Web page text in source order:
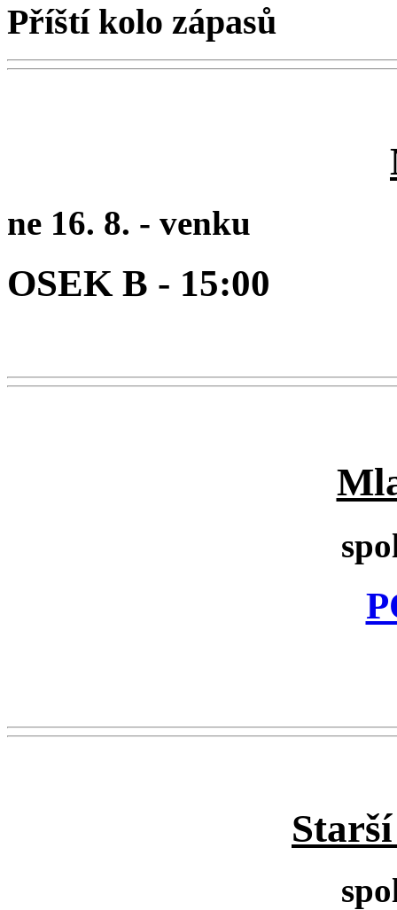
Příští kolo zápasů
ne 16. 8. - venku
OSEK B - 15:00